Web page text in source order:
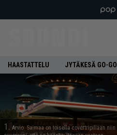
HAASTATTELU JYTÄKESÄ GO-GO
1. Arvio: Saimaa on toisella covertripillään niin